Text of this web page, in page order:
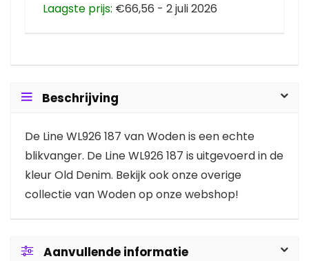
Laagste prijs: €66,56 - 2 juli 2026
Beschrijving
De Line WL926 187 van Woden is een echte
blikvanger. De Line WL926 187 is uitgevoerd in de
kleur Old Denim. Bekijk ook onze overige
collectie van Woden op onze webshop!
Aanvullende informatie